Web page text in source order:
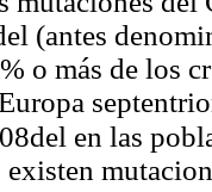
(antes
o más de los
en las